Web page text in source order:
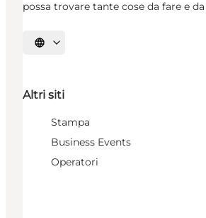
possa trovare tante cose da fare e
Seleziona la lingua
Altri siti
Stampa
Business Events
Operatori